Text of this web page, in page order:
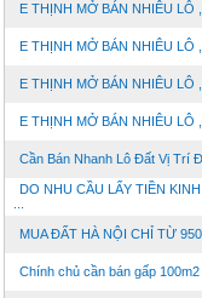
E THỊNH MỞ BÁN NHIÊU LÔ
E THỊNH MỞ BÁN NHIÊU LÔ
E THỊNH MỞ BÁN NHIÊU LÔ
E THỊNH MỞ BÁN NHIÊU LÔ
Cần Bán Nhanh Lô Đất Vị Trí
DO NHU CẦU LẤY TIỀN
MUA ĐẤT HÀ NỘI CHỈ TỪ
Chính chủ cần bán gấp